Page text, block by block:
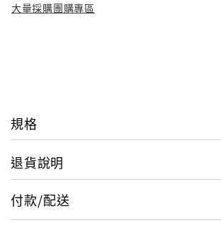
大量採購團購專區
規格
退貨說明
付款/配送